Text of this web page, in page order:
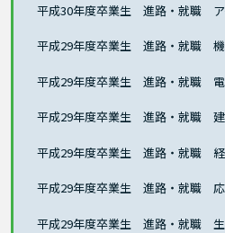
平成30年度卒業生 進路・就職 ア
平成29年度卒業生 進路・就職 機
平成29年度卒業生 進路・就職 電
平成29年度卒業生 進路・就職 建
平成29年度卒業生 進路・就職 経
平成29年度卒業生 進路・就職 応
平成29年度卒業生 進路・就職 生